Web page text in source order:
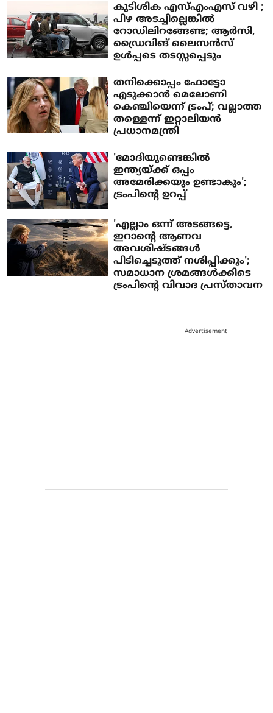
കുടിശിക എസ്എംഎസ് വഴി ;
പിഴ അടച്ചില്ലെങ്കില്‍
റോഡിലിറങ്ങേണ്ട; ആര്‍സി,
ഡ്രൈവിങ് ലൈസന്‍സ്
ഉള്‍പ്പടെ തടസ്സപ്പെടും
തനിക്കൊപ്പം ഫോട്ടോ
എടുക്കാന്‍ മെലോണി
കെഞ്ചിയെന്ന് ട്രംപ്; വല്ലാത്ത
തള്ളെന്ന് ഇറ്റാലിയന്‍
പ്രധാനമന്ത്രി
'മോദിയുണ്ടെങ്കിൽ
ഇന്ത്യയ്ക്ക് ഒപ്പം
അമേരിക്കയും ഉണ്ടാകും';
ട്രംപിന്റെ ഉറപ്പ്
'എല്ലാം ഒന്ന് അടങ്ങട്ടെ,
ഇറാന്റെ ആണവ
അവശിഷ്ടങ്ങള്‍
പിടിച്ചെടുത്ത് നശിപ്പിക്കും';
സമാധാന ശ്രമങ്ങള്‍ക്കിടെ
ട്രംപിന്റെ വിവാദ പ്രസ്താവന
Advertisement